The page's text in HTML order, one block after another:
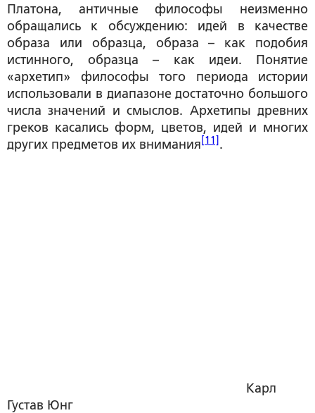
Платона, античные философы неизменно
обращались к обсуждению: идей в качестве
образа или образца, образа – как подобия
истинного, образца – как идеи. Понятие
«архетип» философы того периода истории
использовали в диапазоне достаточно большого
числа значений и смыслов. Архетипы древних
греков касались форм, цветов, идей и многих
других предметов их внимания [11] .
Карл
Густав Юнг